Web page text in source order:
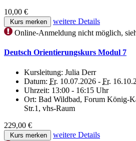
10,00 €
Kurs merken
weitere Details
Online-Anmeldung nicht möglich,
Deutsch Orientierungskurs Modul 7
Kursleitung: Julia Derr
Datum: Fr. 10.07.2026 - Fr.
Uhrzeit: 13:00 - 16:15 Uhr
Ort: Bad Wildbad, Forum König-
Str.1, vhs-Raum
229,00 €
Kurs merken
weitere Details